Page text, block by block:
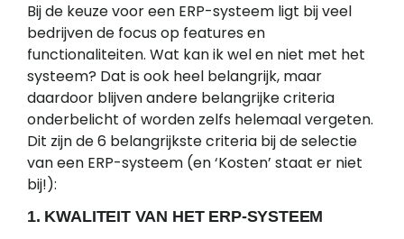
Bij de keuze voor een ERP-systeem ligt bij veel
bedrijven de focus op features en
functionaliteiten. Wat kan ik wel en niet met het
systeem? Dat is ook heel belangrijk, maar
daardoor blijven andere belangrijke criteria
onderbelicht of worden zelfs helemaal vergeten.
Dit zijn de 6 belangrijkste criteria bij de selectie
van een ERP-systeem (en ‘Kosten’ staat er niet
bij!):
1. KWALITEIT VAN HET ERP-SYSTEEM